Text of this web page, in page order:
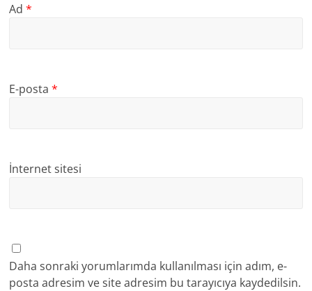
Ad*
E-posta*
İnternet sitesi
Daha sonraki yorumlarımda kullanılması için adım, e-
posta adresim ve site adresim bu tarayıcıya kaydedilsin.